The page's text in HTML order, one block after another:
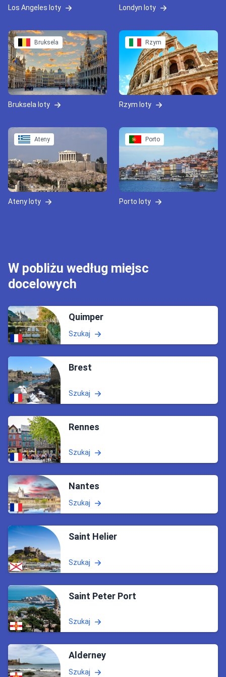
Los Angeles loty Londyn loty
Bruksela
Bruksela loty
Rzym
Rzym loty
Ateny
Ateny loty
Porto
Porto loty
W pobliżu według miejsc
docelowych
Quimper
Szukaj
Brest
Szukaj
Rennes
Szukaj
Nantes
Szukaj
Saint Helier
Szukaj
Saint Peter Port
Szukaj
Alderney
Szukaj